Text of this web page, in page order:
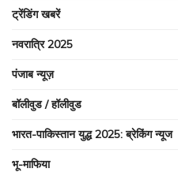
ट्रेंडिंग खबरें
नवरात्रि 2025
पंजाब न्यूज़
बॉलीवुड / हॉलीवुड
भारत-पाकिस्तान युद्ध 2025: ब्रेकिंग न्यूज
भू-माफिया